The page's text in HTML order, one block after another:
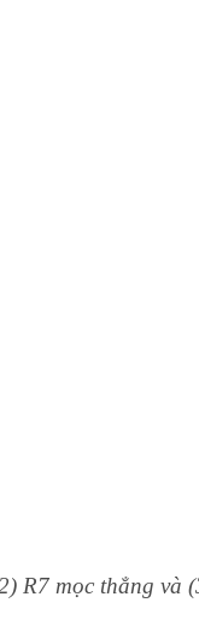
R7 mọc thẳng và